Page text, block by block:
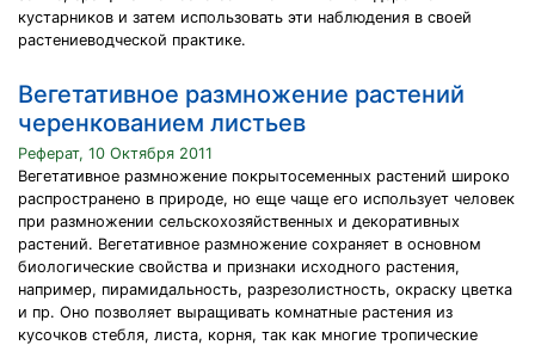
кустарников и затем использовать эти наблюдения в своей
растениеводческой практике.
Вегетативное размножение растений
черенкованием листьев
Реферат, 10 Октября 2011
Вегетативное размножение покрытосеменных растений широко
распространено в природе, но еще чаще его использует человек
при размножении сельскохозяйственных и декоративных
растений. Вегетативное размножение сохраняет в основном
биологические свойства и признаки исходного растения,
например, пирамидальность, разрезолистность, окраску цветка
и пр. Оно позволяет выращивать комнатные растения из
кусочков стебля, листа, корня, так как многие тропические